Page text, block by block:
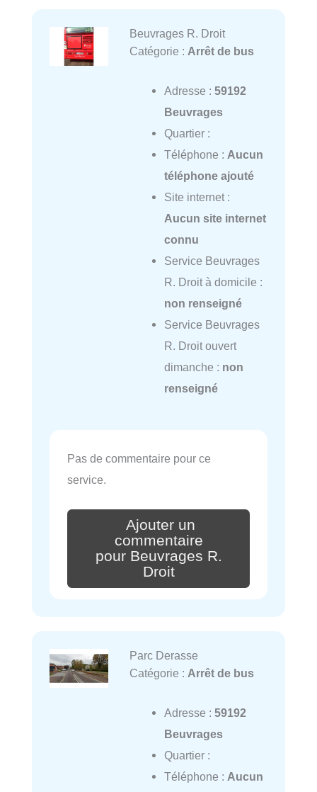
Beuvrages R. Droit
Catégorie : Arrêt de bus
Adresse : 59192
Beuvrages
Quartier :
Téléphone : Aucun
téléphone ajouté
Site internet :
Aucun site internet
connu
Service Beuvrages
R. Droit à domicile :
non renseigné
Service Beuvrages
R. Droit ouvert
dimanche : non
renseigné
Pas de commentaire pour ce
service.
Ajouter un
commentaire
pour Beuvrages R.
Droit
Parc Derasse
Catégorie : Arrêt de bus
Adresse : 59192
Beuvrages
Quartier :
Téléphone : Aucun